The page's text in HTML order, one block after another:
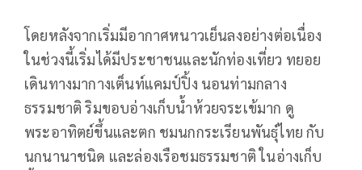
โดยหลังจากเริ่มมีอากาศหนาวเย็นลงอย่างต่อเนื่อง
ในช่วงนี้เริ่มได้มีประชาชนและนักท่องเที่ยว ทยอย
เดินทางมากางเต็นท์แคมป์ปิ้ง นอนท่ามกลาง
ธรรมชาติ ริมขอบอ่างเก็บน้ำห้วยจระเข้มาก ดู
พระอาทิตย์ขึ้นและตก ชมนกกระเรียนพันธุ์ไทย กับ
นกนานาชนิด และล่องเรือชมธรรมชาติ ในอ่างเก็บ